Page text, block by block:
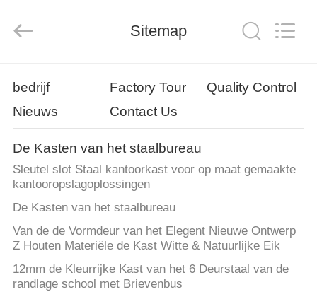
PRODUCTEN
ONGEVEER
ONS
FABRIEKSREIS
KWALITEITSCONTROLE
Trading
Sitemap
bedrijf Factory Tour
Quality Control
Nieuws
Contact Us
De Kasten van het staalbureau
Sleutel slot Staal kantoorkast voor op maat gemaakte
kantooropslagoplossingen
De Kasten van het staalbureau
Van de de Vormdeur van het Elegent Nieuwe Ontwerp
Z Houten Materiële de Kast Witte & Natuurlijke Eik
12mm de Kleurrijke Kast van het 6 Deurstaal van de
randlage school met Brievenbus